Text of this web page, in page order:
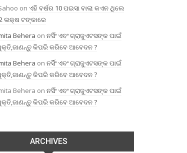
on ଏହି ବର୍ଷର 10 ପଇସା ବାଲା କଏନ ଥିଲେ
ଲକ୍ଷ ଟଙ୍କାରେ
Behera on ନର୍ସିଂ ଏବଂ ଗ୍ରାଜୁଏଟସଙ୍କ ପାଇଁ
କିପରି କରିବେ ଆବେଦନ ?
Behera on ନର୍ସିଂ ଏବଂ ଗ୍ରାଜୁଏଟସଙ୍କ ପାଇଁ
କିପରି କରିବେ ଆବେଦନ ?
Behera on ନର୍ସିଂ ଏବଂ ଗ୍ରାଜୁଏଟସଙ୍କ ପାଇଁ
କିପରି କରିବେ ଆବେଦନ ?
ARCHIVES